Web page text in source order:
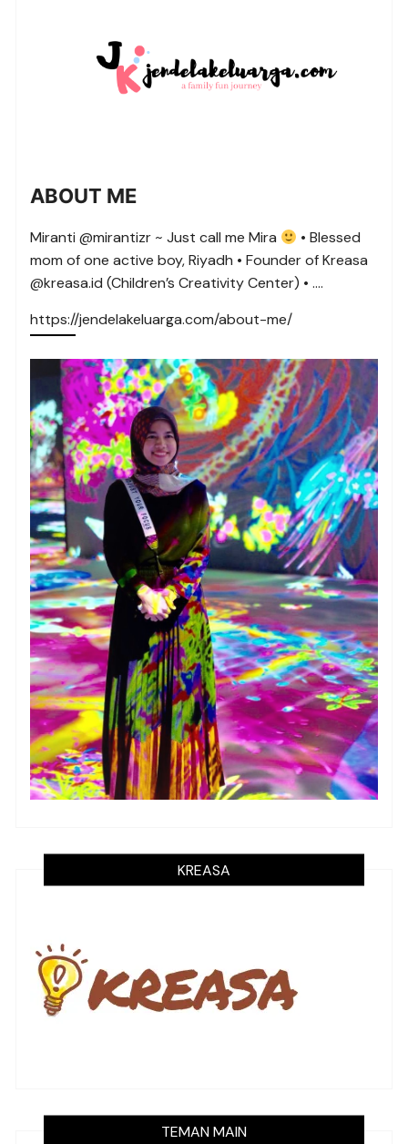
ABOUT ME
Miranti @mirantizr ~ Just call me Mira
• Blessed
mom of one active boy, Riyadh • Founder of Kreasa
@kreasa.id (Children’s Creativity Center) • ….
https://jendelakeluarga.com/about-me/
KREASA
TEMAN MAIN